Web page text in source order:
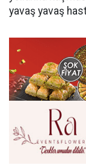
yavaş yavaş